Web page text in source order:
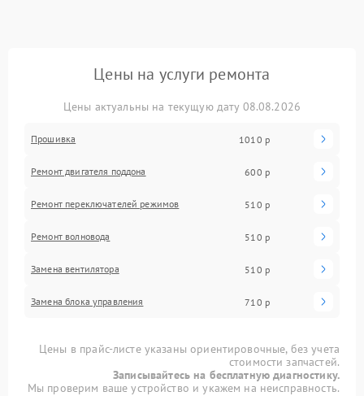
Цены на услуги ремонта
Цены актуальны на текущую дату 08.08.2026
Прошивка 1010 р
Ремонт двигателя поддона 600 р
Ремонт переключателей режимов 510 р
Ремонт волновода 510 р
Замена вентилятора 510 р
Замена блока управления 710 р
Цены в прайс-листе указаны ориентировочные, без учета
стоимости запчастей.
Записывайтесь на бесплатную диагностику.
Мы проверим ваше устройство и укажем на неисправность.